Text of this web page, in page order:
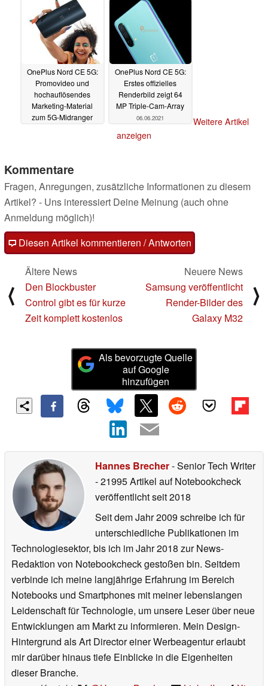
OnePlus Nord CE 5G:
Promovideo und
hochauflösendes
Marketing-Material
zum 5G-Midranger
OnePlus Nord CE 5G:
Erstes offizielles
Renderbild zeigt 64
MP Triple-Cam-Array
06.06.2021
Weitere Artikel
anzeigen
Kommentare
Fragen, Anregungen, zusätzliche Informationen zu diesem
Artikel? - Uns interessiert Deine Meinung (auch ohne
Anmeldung möglich)!
Diesen Artikel kommentieren / Antworten
⟨
Ältere News
Den Blockbuster
Control gibt es für kurze
Zeit komplett kostenlos
Neuere News
Samsung veröffentlicht
Render-Bilder des
Galaxy M32
⟩
Als bevorzugte Quelle
auf Google
hinzufügen
Hannes Brecher- Senior Tech Writer
- 21995 Artikel auf Notebookcheck
veröffentlichtseit 2018
Seit dem Jahr 2009 schreibe ich für
unterschiedliche Publikationen im
Technologiesektor, bis ich im Jahr 2018 zur News-
Redaktion von Notebookcheck gestoßen bin. Seitdem
verbinde ich meine langjährige Erfahrung im Bereich
Notebooks und Smartphones mit meiner lebenslangen
Leidenschaft für Technologie, um unsere Leser über neue
Entwicklungen am Markt zu informieren. Mein Design-
Hintergrund als Art Director einer Werbeagentur erlaubt
mir darüber hinaus tiefe Einblicke in die Eigenheiten
dieser Branche.